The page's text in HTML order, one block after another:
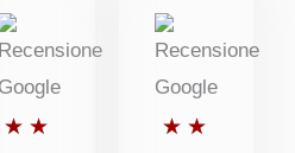
★ ★Valutato
★ ★Valutato